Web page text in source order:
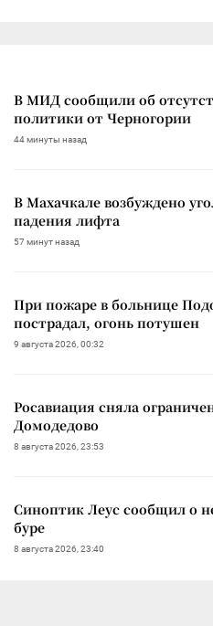
В МИД сообщили об
политики от Черногории
44 минуты назад
В Махачкале возбуждено
падения лифта
57 минут назад
При пожаре в больнице
пострадал, огонь потушен
9 августа 2026, 00:32
Росавиация сняла
Домодедово
8 августа 2026, 23:53
Синоптик Леус сообщил о
буре
8 августа 2026, 23:40